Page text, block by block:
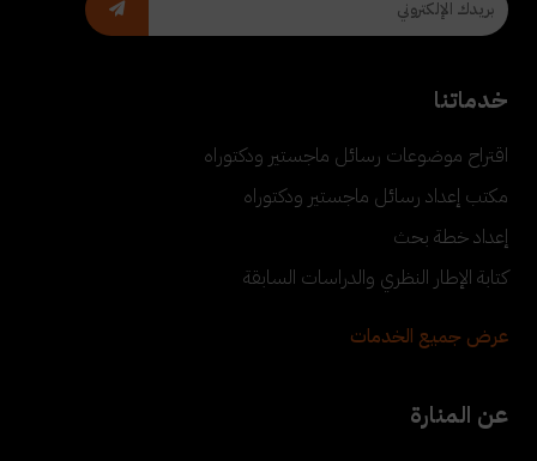
خدماتنا
اقتراح موضوعات رسائل ماجستير ودكتوراه
مكتب إعداد رسائل ماجستير ودكتوراه
إعداد خطة بحث
كتابة الإطار النظري والدراسات السابقة
عرض جميع الخدمات
عن المنارة